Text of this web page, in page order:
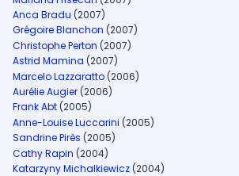
Anca Bradu (2007)
Grégoire Blanchon (2007)
Christophe Perton (2007)
Astrid Mamina (2007)
Marcelo Lazzaratto (2006)
Aurélie Augier (2006)
Frank Abt (2005)
Anne-Louise Luccarini (2005)
Sandrine Pirès (2005)
Cathy Rapin (2004)
Katarzyny Michalkiewicz (2004)